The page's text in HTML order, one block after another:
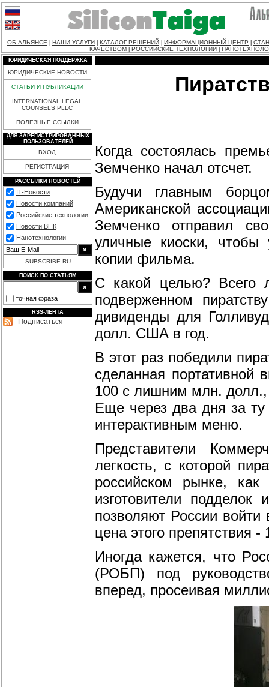
ОБ АЛЬЯНСЕ НАШИ УСЛУГИ КАТАЛОГ РЕШЕНИЙ ИНФОРМАЦИОННЫЙ ЦЕНТР
КАЧЕСТВОМ
РОССИЙСКИЕ ТЕХНОЛОГИИ
ЮРИДИЧЕСКАЯ ПОДДЕРЖКА
ЮРИДИЧЕСКИЕ НОВОСТИ
СТАТЬИ И ПУБЛИКАЦИИ
INTERNATIONAL LEGAL
COUNSELS PLLC
ПОЛЕЗНЫЕ ССЫЛКИ
ДЛЯ ЗАРЕГИСТРИРОВАННЫХ
ПОЛЬЗОВАТЕЛЕЙ
ВХОД
РЕГИСТРАЦИЯ
РАССЫЛКИ НОВОСТЕЙ
IT-Новости
Новости компаний
Российские технологии
Новости ВПК
Нанотехнологии
SUBSCRIBE.RU
ПОИСК ПО СТАТЬЯМ
точная фраза
RSS-ЛЕНТА
Подписаться
Когда состоялась
Земченко начал отсчет.
Будучи главным
Американской
Земченко отправил
уличные киоски, чтобы
копии фильма.
С какой целью?
подверженном
дивиденды для
долл. США в год.
В этот раз победили
сделанная
100 с лишним млн.
Еще через два дня за
интерактивным меню.
Представители
легкость, с которой
российском рынке,
изготовители подделок
позволяют России
цена этого
Иногда кажется, что
(РОБП) под
вперед, просеивая